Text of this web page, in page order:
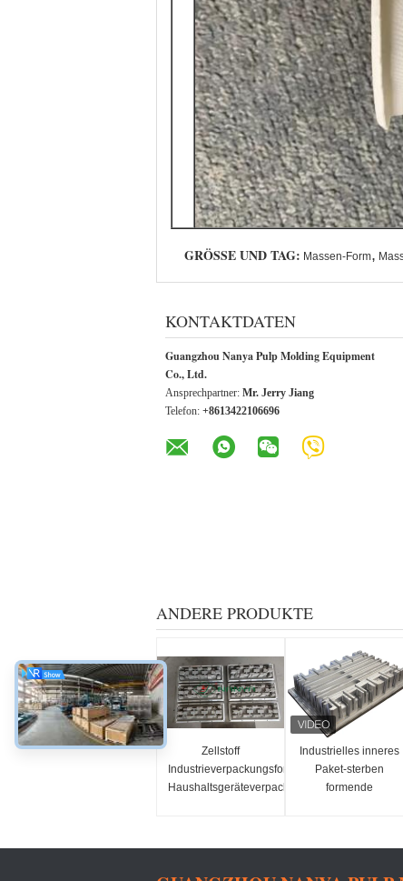
GRÖSSE UND TAG: Massen-Form,
KONTAKTDATEN
Guangzhou Nanya Pulp Molding Equipment
Co., Ltd.
Ansprechpartner: Mr. Jerry Jiang
Telefon: +8613422106696
ANDERE PRODUKTE
Zellstoff
Industrieverpackungsform/
Haushaltsgeräteverpackungsform/
Industrielles inneres
Paket-sterben
formende